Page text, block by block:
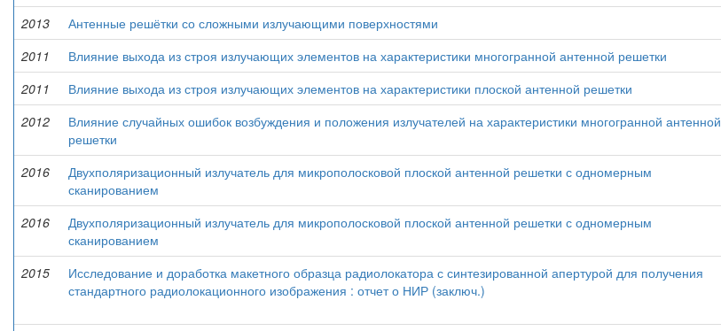
2013 Антенные решётки со сложными излучающими поверхностями
2011
Влияние выхода из строя излучающих элементов на характеристики многогранной антенной решетки
2011
Влияние выхода из строя излучающих элементов на характеристики плоской антенной решетки
2012
Влияние случайных ошибок возбуждения и положения излучателей на характеристики многогранной антенной
решетки
2016
Двухполяризационный излучатель для микрополосковой плоской антенной решетки с одномерным
сканированием
2016
Двухполяризационный излучатель для микрополосковой плоской антенной решетки с одномерным
сканированием
2015
Исследование и доработка макетного образца радиолокатора с синтезированной апертурой для получения
стандартного радиолокационного изображения : отчет о НИР (заключ.)